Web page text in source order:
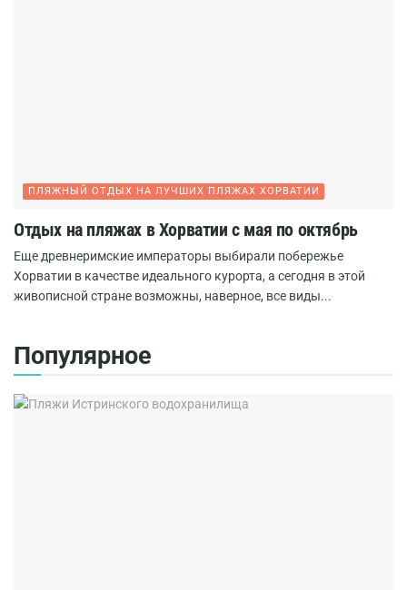
ПЛЯЖНЫЙ ОТДЫХ НА ЛУЧШИХ ПЛЯЖАХ ХОРВАТИИ
Отдых на пляжах в Хорватии с мая по октябрь
Еще древнеримские императоры выбирали побережье
Хорватии в качестве идеального курорта, а сегодня в этой
живописной стране возможны, наверное, все виды...
Популярное